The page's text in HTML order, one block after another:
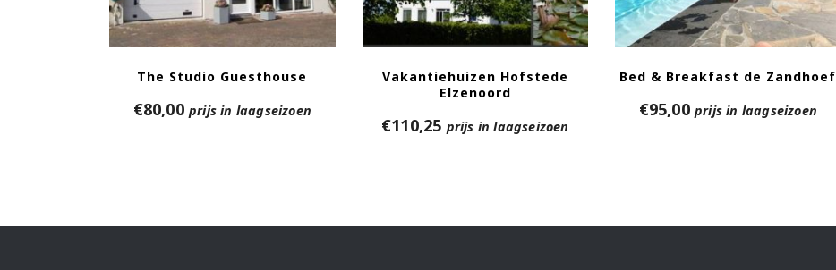
The Studio Guesthouse
€80,00 prijs in laagseizoen
Vakantiehuizen Hofstede
Elzenoord
€110,25 prijs in laagseizoen
Bed & Breakfast de Zandhoef
€95,00 prijs in laagseizoen